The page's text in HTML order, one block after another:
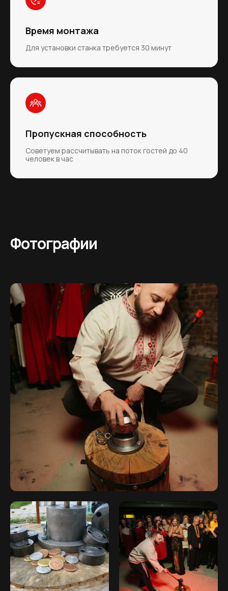
Время монтажа
Для установки станка требуется 30 минут
Пропускная способность
Советуем рассчитывать на поток гостей до 40
человек в час
Фотографии